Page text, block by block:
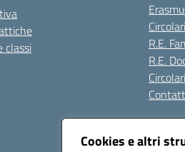
Cookies e altri
classi
R.E.
R.E.